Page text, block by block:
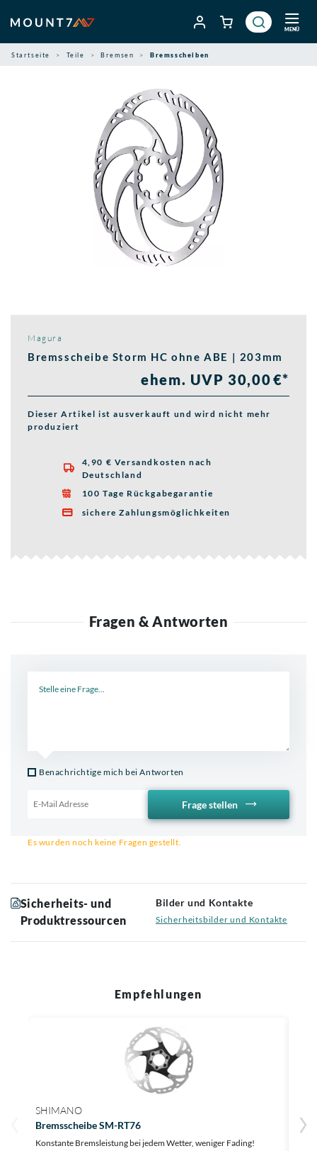
Inhalt
springen
MENÜ
Startseite Teile Bremsen Bremsscheiben
Magura
Bremsscheibe Storm HC ohne ABE | 203mm
ehem. UVP 30,00 €*
Dieser Artikel ist ausverkauft und wird nicht mehr
produziert

4,90 € Versandkosten nach
Deutschland
 100 Tage Rückgabegarantie
 sichere Zahlungsmöglichkeiten
Fragen & Antworten
Benachrichtige mich bei Antworten
Frage stellen
Es wurden noch keine Fragen gestellt.
Sicherheits- und
Produktressourcen
Bilder und Kontakte
Sicherheitsbilder und Kontakte
Empfehlungen
SHIMANO
Bremsscheibe SM-RT76
Konstante Bremsleistung bei jedem Wetter, weniger Fading!